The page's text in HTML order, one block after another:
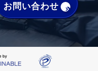
お問い合わせ
by